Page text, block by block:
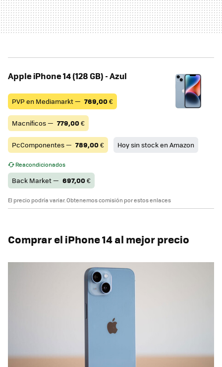
Apple iPhone 14 (128 GB) - Azul
PVP en Mediamarkt — 769,00€
Macníficos — 779,00€
PcComponentes — 789,00€ Hoy sin stock en Amazon
Reacondicionados
Back Market — 697,00€
El precio podría variar. Obtenemos comisión por estos enlaces
Comprar el iPhone 14 al mejor precio